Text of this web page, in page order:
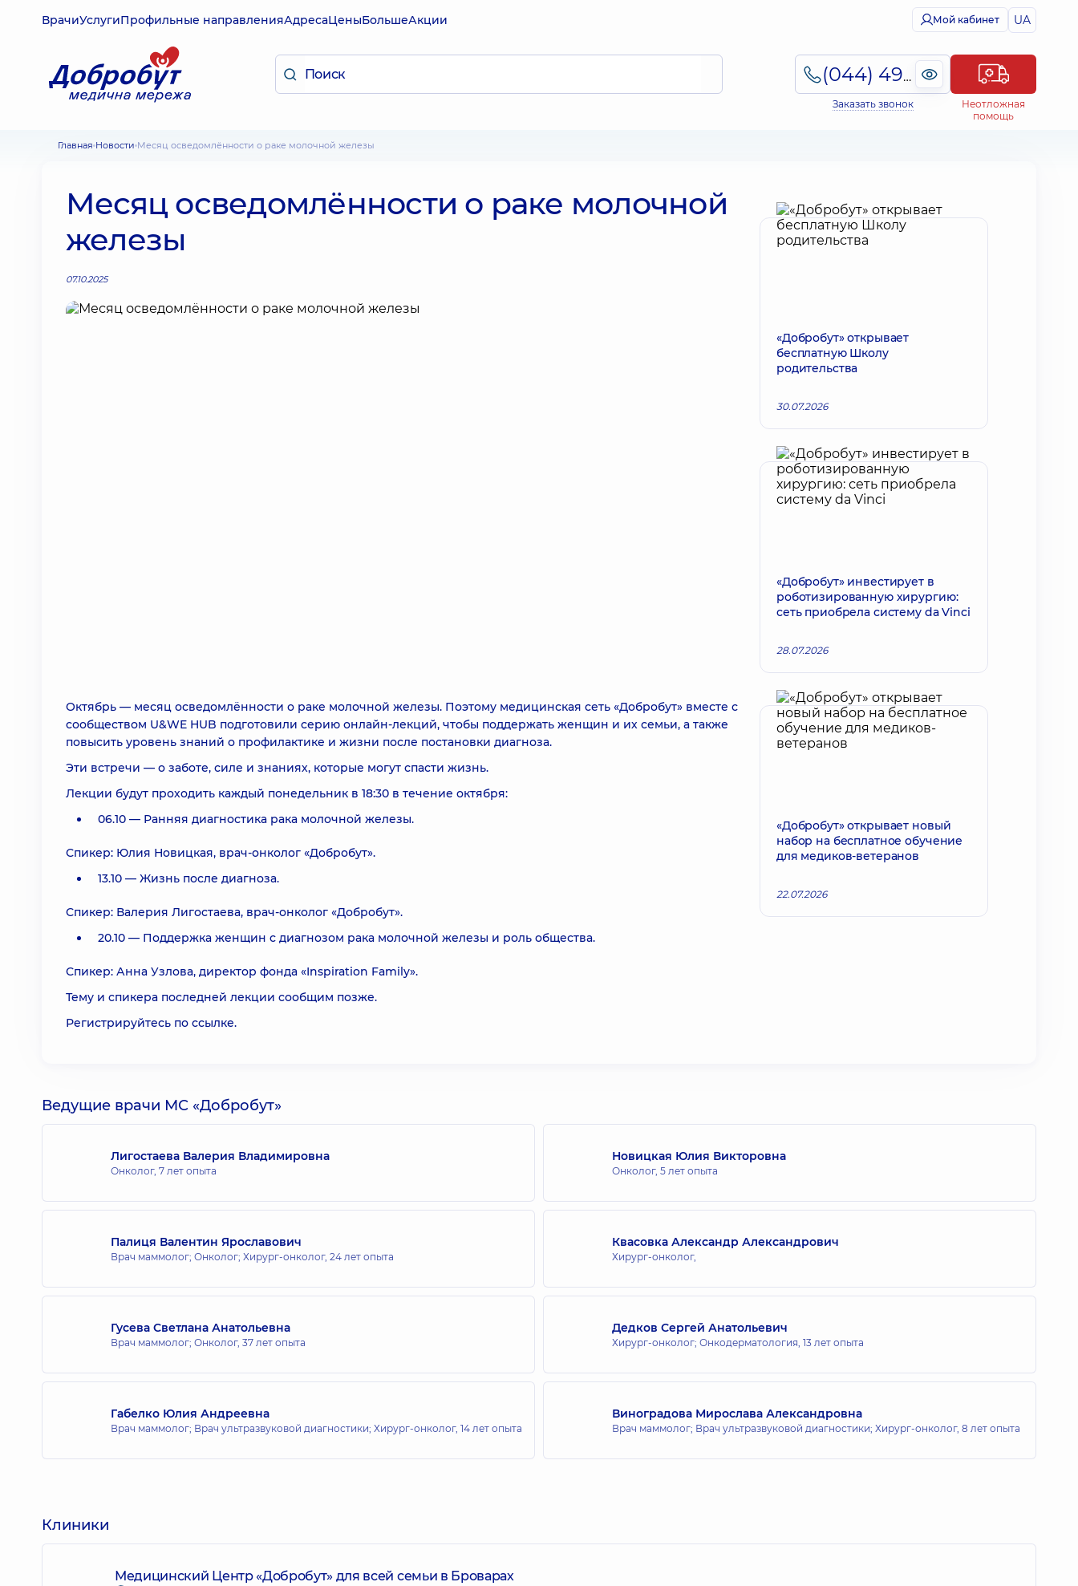
ВрачиУслугиПрофильные направленияАдресаЦеныБольшеАкции Мой кабинет UA
(044) 495-2-888
Заказать звонок
Неотложная
помощь
Главная Новости Месяц осведомлённости о раке молочной железы
Месяц осведомлённости о раке молочной
железы
07.10.2025
Октябрь — месяц осведомлённости о раке молочной железы. Поэтому медицинская сеть «Добробут» вместе с
сообществом U&WE HUB подготовили серию онлайн-лекций, чтобы поддержать женщин и их семьи, а также
повысить уровень знаний о профилактике и жизни после постановки диагноза.
Эти встречи — о заботе, силе и знаниях, которые могут спасти жизнь.
Лекции будут проходить каждый понедельник в 18:30 в течение октября:
06.10 — Ранняя диагностика рака молочной железы.
Спикер: Юлия Новицкая, врач-онколог «Добробут».
13.10 — Жизнь после диагноза.
Спикер: Валерия Лигостаева, врач-онколог «Добробут».
20.10 — Поддержка женщин с диагнозом рака молочной железы и роль общества.
Спикер: Анна Узлова, директор фонда «Inspiration Family».
Тему и спикера последней лекции сообщим позже.
Регистрируйтесь по ссылке.
«Добробут» открывает
бесплатную Школу
родительства
30.07.2026
«Добробут» инвестирует в
роботизированную хирургию:
сеть приобрела систему da Vinci
28.07.2026
«Добробут» открывает новый
набор на бесплатное обучение
для медиков-ветеранов
22.07.2026
Ведущие врачи МС «Добробут»
Лигостаева Валерия Владимировна
Онколог, 7 лет опыта
Новицкая Юлия Викторовна
Онколог, 5 лет опыта
Палиця Валентин Ярославович
Врач маммолог; Онколог; Хирург-онколог, 24 лет опыта
Квасовка Александр Александрович
Хирург-онколог,
Гусева Светлана Анатольевна
Врач маммолог; Онколог, 37 лет опыта
Дедков Сергей Анатольевич
Хирург-онколог; Онкодерматология, 13 лет опыта
Габелко Юлия Андреевна
Врач маммолог; Врач ультразвуковой диагностики; Хирург-онколог, 14 лет опыта
Виноградова Мирослава Александровна
Врач маммолог; Врач ультразвуковой диагностики; Хирург-онколог, 8 лет опыта
Клиники
Медицинский Центр «Добробут» для всей семьи в Броварах